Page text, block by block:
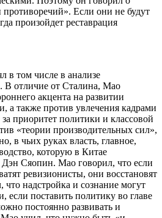
Если они не будут
произойдет реставрация
в том числе в анализе
В отличие от Сталина, Мао
акцента на развитии
а также против увлечения кадрами
приоритет политики и классовой
«теории производительных сил»,
в чьих руках власть, главное,
которую в Китае
Сяопин. Мао говорил, что если
ревизионисты, они восстановят
надстройка и сознание могут
если поставить политику во главе
постоянно развивать и